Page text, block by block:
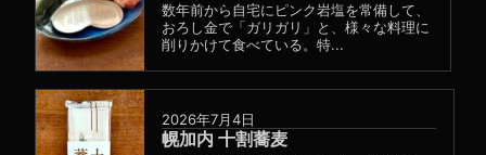
数年前から自宅にピンク岩塩を常備して、
おろし金で「ガリガリ」と、様々な料理に
削りかけて食べている。特...
2026年7月4日
幌加内 十割蕎麦